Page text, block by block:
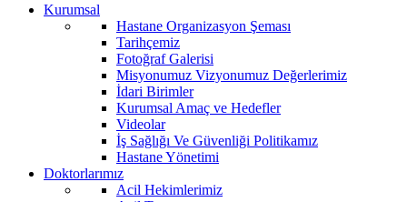
Kurumsal
Hastane Organizasyon Şeması
Tarihçemiz
Fotoğraf Galerisi
Misyonumuz Vizyonumuz Değerlerimiz
İdari Birimler
Kurumsal Amaç ve Hedefler
Videolar
İş Sağlığı Ve Güvenliği Politikamız
Hastane Yönetimi
Doktorlarımız
Acil Hekimlerimiz